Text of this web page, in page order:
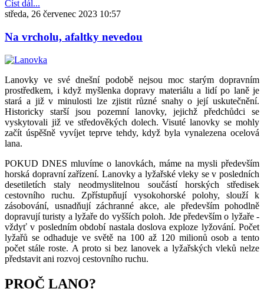
Číst dál...
středa, 26 červenec 2023 10:57
Na vrcholu, afaltky nevedou
Lanovky ve své dnešní podobě nejsou moc starým dopravním
prostředkem, i když myšlenka dopravy materiálu a lidí po laně je
stará a již v minulosti lze zjistit různé snahy o její uskutečnění.
Historicky starší jsou pozemní lanovky, jejichž předchůdci se
vyskytovali již ve středověkých dolech. Visuté lanovky se mohly
začít úspěšně vyvíjet teprve tehdy, když byla vynalezena ocelová
lana.
POKUD DNES mluvíme o lanovkách, máme na mysli především
horská dopravní zařízení. Lanovky a lyžařské vleky se v posledních
desetiletích staly neodmyslitelnou součástí horských středisek
cestovního ruchu. Zpřístupňují vysokohorské polohy, slouží k
zásobování, usnadňují záchranné akce, ale především pohodlně
dopravují turisty a lyžaře do vyšších poloh. Jde především o lyžaře -
vždyť v posledním období nastala doslova exploze lyžování. Počet
lyžařů se odhaduje ve světě na 100 až 120 milionů osob a tento
počet stále roste. A proto si bez lanovek a lyžařských vleků nelze
představit ani rozvoj cestovního ruchu.
PROČ LANO?